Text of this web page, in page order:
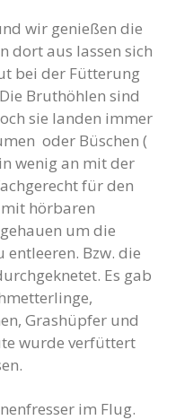
wir genießen die
dort aus lassen sich
bei der Fütterung
Bruthöhlen sind
sie landen immer
oder Büschen (
wenig an mit der
für den
hörbaren
um die
entleeren. Bzw. die
Es gab
Grashüpfer und
wurde verfüttert
im Flug.